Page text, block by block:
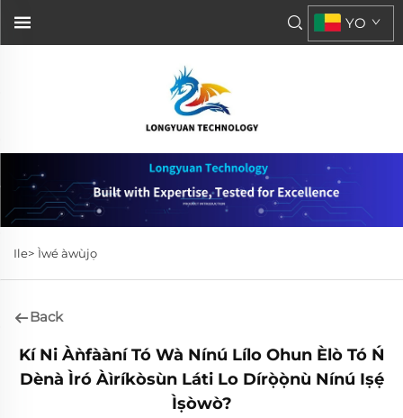
YO
Ile> Ìwé àwùjọ
Back
Kí Ni Àǹfààní Tó Wà Nínú Lílo Ohun Èlò Tó Ń
Dènà Ìró Àìríkòsùn Láti Lo Dírọ̀ọ̀nù Nínú Iṣẹ́
Ìṣòwò?